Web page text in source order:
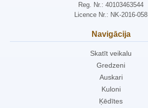
Reg. Nr.: 40103463544
Licence Nr.: NK-2016-058
Navigācija
Skatīt veikalu
Gredzeni
Auskari
Kuloni
Ķēdītes